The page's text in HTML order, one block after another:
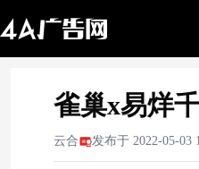
雀巢x易烊
云合 发布于 2022-05-03